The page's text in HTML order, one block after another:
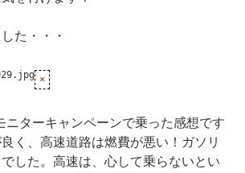
た・・・
ニターキャンペーンで乗った感想です
く、高速道路は燃費が悪い！ガソリ
した。高速は、心して乗らないとい